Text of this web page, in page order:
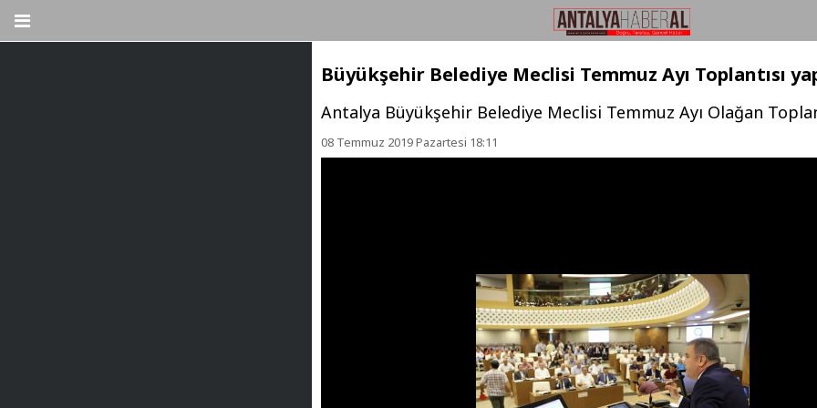
Büyükşehir Belediye Meclisi Temmuz Ayı Toplantısı
Antalya Büyükşehir Belediye Meclisi Temmuz Ayı Olağan
08 Temmuz 2019 Pazartesi 18:11